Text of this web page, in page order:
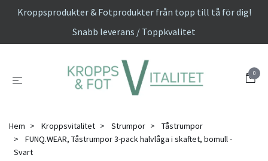
Kroppsprodukter & Fotprodukter från topp till tå för dig!
Snabb leverans / Toppkvalitet
0
Hem Kroppsvitalitet Strumpor
Tåstrumpor
FUNQ.WEAR, Tåstrumpor 3-pack halvlåga i skaftet, bomull -
Svart